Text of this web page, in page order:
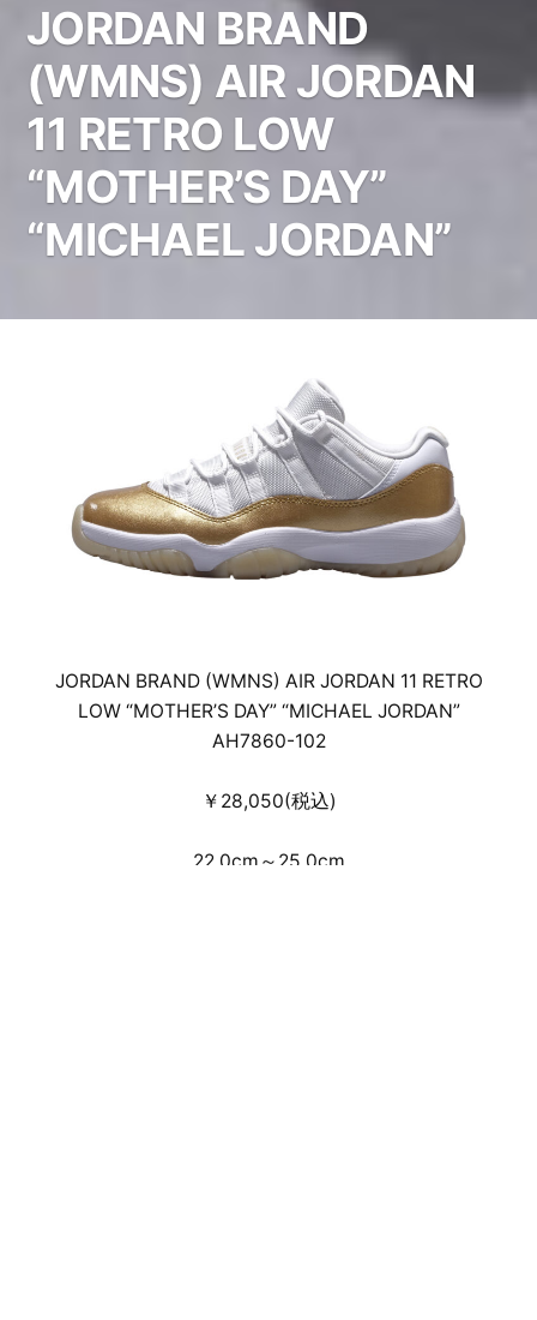
JORDAN BRAND
(WMNS) AIR JORDAN
11 RETRO LOW
“MOTHER’S DAY”
“MICHAEL JORDAN”
JORDAN BRAND (WMNS) AIR JORDAN 11 RETRO
LOW “MOTHER’S DAY” “MICHAEL JORDAN”
AH7860-102
￥28,050(税込)
22.0cm～25.0cm